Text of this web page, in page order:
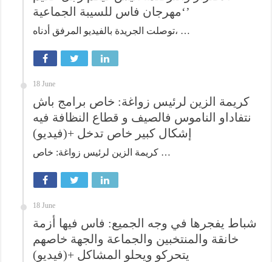
‘مهرجان فاس للسيبة الجماعية’
توصلت الجريدة بالفيديو المرفق أدناه، …
18 June
كريمة الزين لرئيس زواغة: خاص برامج باش
نتفاداو الناموس فالصيف و قطاع النظافة فيه
إشكال كبير خاص تدخل +(فيديو)
كريمة الزين لرئيس زواغة: خاص …
18 June
شباط يفجرها في وجه الجميع: فاس فيها أزمة
خانقة والمنتخبين والجماعة والجهة خاصهم
يتحركو ويحلو المشاكل +(فيديو)